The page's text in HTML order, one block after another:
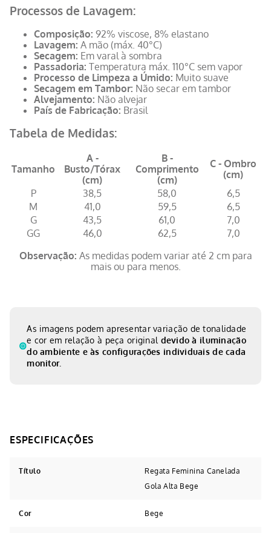
Processos de Lavagem:
Composição: 92% viscose, 8% elastano
Lavagem: A mão (máx. 40°C)
Secagem: Em varal à sombra
Passadoria: Temperatura máx. 110°C sem vapor
Processo de Limpeza a Úmido: Muito suave
Secagem em Tambor: Não secar em tambor
Alvejamento: Não alvejar
País de Fabricação: Brasil
Tabela de Medidas:
Tamanho
A -
Busto/Tórax
(cm)
B -
Comprimento
(cm)
C - Ombro
(cm)
P
38,5 58,0
6,5
M
41,0 59,5
6,5
G
43,5 61,0
7,0
GG
46,0 62,5
7,0
Observação: As medidas podem variar até 2 cm para
mais ou para menos.
As imagens podem apresentar variação de tonalidade
e cor em relação à peça original devido à iluminação
do ambiente e às configurações individuais de cada
monitor.
Título
Regata Feminina Canelada
Gola Alta Bege
Cor Bege